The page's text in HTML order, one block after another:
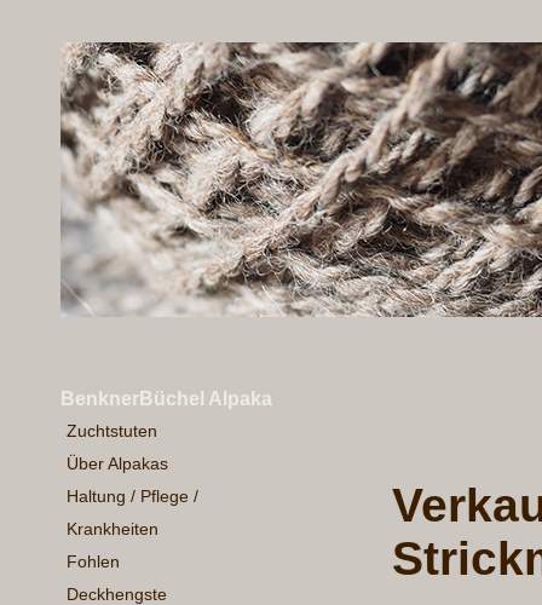
BenknerBüchel Alpaka
Zuchtstuten
Über Alpakas
Haltung / Pflege /
Krankheiten
Fohlen
Deckhengste